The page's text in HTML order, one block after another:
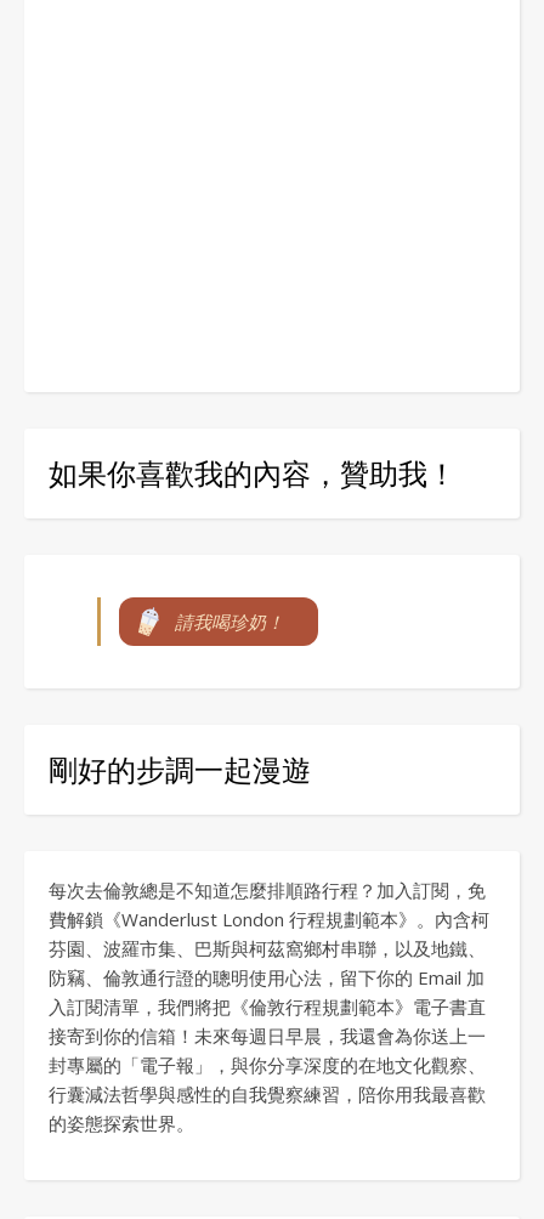
如果你喜歡我的內容，贊助我！
請我喝珍奶！
剛好的步調一起漫遊
每次去倫敦總是不知道怎麼排順路行程？加入訂閱，免
費解鎖《Wanderlust London 行程規劃範本》。內含柯
芬園、波羅市集、巴斯與柯茲窩鄉村串聯，以及地鐵、
防竊、倫敦通行證的聰明使用心法，留下你的 Email 加
入訂閱清單，我們將把《倫敦行程規劃範本》電子書直
接寄到你的信箱！未來每週日早晨，我還會為你送上一
封專屬的「電子報」，與你分享深度的在地文化觀察、
行囊減法哲學與感性的自我覺察練習，陪你用我最喜歡
的姿態探索世界。